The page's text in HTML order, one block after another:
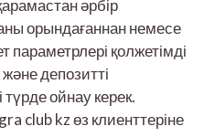
әрбір
орындағаннан немесе
параметрлері қолжетімді
депозитті
ойнау керек.
club kz өз клиенттеріне